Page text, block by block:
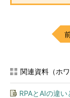
関連資料（ホ
RPAとAIの違